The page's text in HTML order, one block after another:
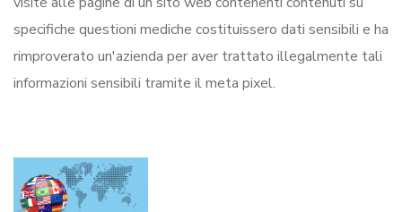
specifiche questioni mediche costituissero dati sensibili e ha
rimproverato un'azienda per aver trattato illegalmente tali
informazioni sensibili tramite il meta pixel.